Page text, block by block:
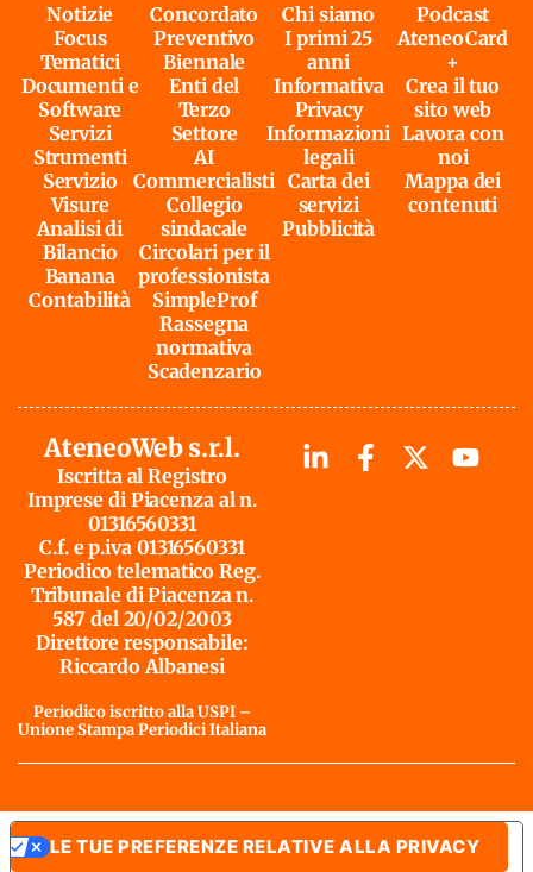
Notizie
Focus
Tematici
Documenti e
Software
Servizi
Strumenti
Servizio
Visure
Analisi di
Bilancio
Banana
Contabilità
Concordato
Preventivo
Biennale
Enti del
Terzo
Settore
AI
Commercialisti
Collegio
sindacale
Circolari per il
professionista
SimpleProf
Rassegna
normativa
Scadenzario
Chi siamo
I primi 25
anni
Informativa
Privacy
Informazioni
legali
Carta dei
servizi
Pubblicità
Podcast
AteneoCard
+
Crea il tuo
sito web
Lavora con
noi
Mappa dei
contenuti
AteneoWeb s.r.l.
Iscritta al Registro
Imprese di Piacenza al n.
01316560331
C.f. e p.iva 01316560331
Periodico telematico Reg.
Tribunale di Piacenza n.
587 del 20/02/2003
Direttore responsabile:
Riccardo Albanesi
Periodico iscritto alla USPI –
Unione Stampa Periodici Italiana
LE TUE PREFERENZE RELATIVE ALLA PRIVACY